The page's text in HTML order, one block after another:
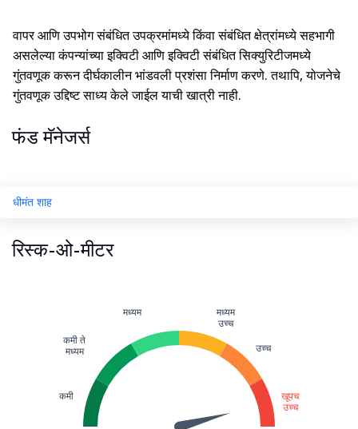
वापर आणि उपभोग संबंधित उपक्रमांमध्ये किंवा संबंधित क्षेत्रांमध्ये सहभागी
असलेल्या कंपन्यांच्या इक्विटी आणि इक्विटी संबंधित सिक्युरिटीजमध्ये
गुंतवणूक करून दीर्घकालीन भांडवली प्रशंसा निर्माण करणे. तथापि, योजनेचे
गुंतवणूक उद्दिष्ट साध्य केले जाईल याची खात्री नाही.
फंड मॅनेजर्स
धीमंत शाह
रिस्क-ओ-मीटर
कमी
कमी ते
मध्यम
मध्यम
मध्यम
उच्च
उच्च
खूपच
उच्च